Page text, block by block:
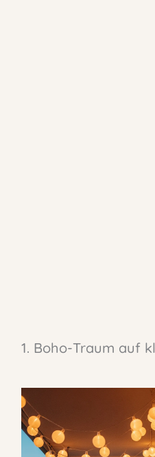
1. Boho-Traum auf